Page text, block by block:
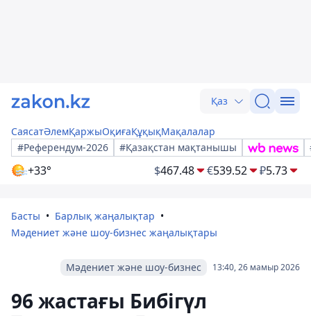
Қаз
СаясатӘлемҚаржыОқиғаҚұқықМақалалар
#Референдум-2026
#Қазақстан мақтанышы
+33° $467.48 €539.52 ₽5.73
Басты
Барлық жаңалықтар
Мәдениет және шоу-бизнес жаңалықтары
13:40, 26 мамыр 2026
Мәдениет және шоу-бизнес
96 жастағы Бибігүл